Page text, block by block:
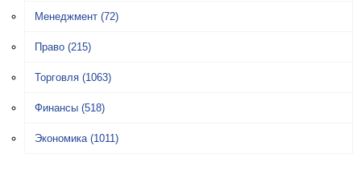
Менеджмент (72)
Право (215)
Торговля (1063)
Финансы (518)
Экономика (1011)